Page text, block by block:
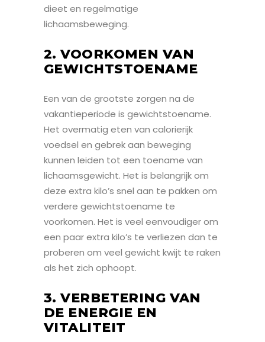
dieet en regelmatige
lichaamsbeweging.
2. VOORKOMEN VAN
GEWICHTSTOENAME
Een van de grootste zorgen na de
vakantieperiode is gewichtstoename.
Het overmatig eten van calorierijk
voedsel en gebrek aan beweging
kunnen leiden tot een toename van
lichaamsgewicht. Het is belangrijk om
deze extra kilo’s snel aan te pakken om
verdere gewichtstoename te
voorkomen. Het is veel eenvoudiger om
een paar extra kilo’s te verliezen dan te
proberen om veel gewicht kwijt te raken
als het zich ophoopt.
3. VERBETERING VAN
DE ENERGIE EN
VITALITEIT